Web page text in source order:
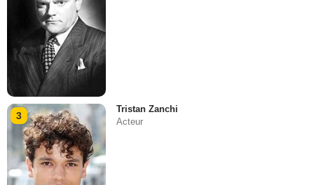
3
Tristan Zanchi
Acteur